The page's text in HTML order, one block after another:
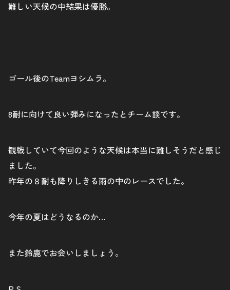
難しい天候の中結果は優勝。
ゴール後のTeamヨシムラ。
8耐に向けて良い弾みになったとチーム談です。
観戦していて今回のような天候は本当に難しそうだと感じ
ました。
昨年の８耐も降りしきる雨の中のレースでした。
今年の夏はどうなるのか…
また鈴鹿でお会いしましょう。